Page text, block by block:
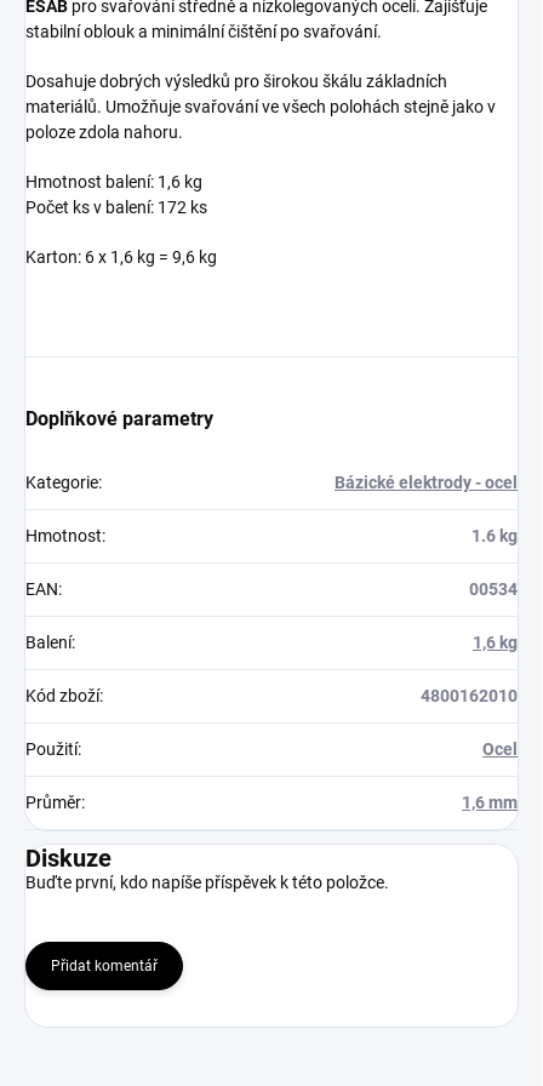
ESAB pro svařování středně a nízkolegovaných ocelí. Zajišťuje
stabilní oblouk a minimální čištění po svařování.
Dosahuje dobrých výsledků pro širokou škálu základních
materiálů. Umožňuje svařování ve všech polohách stejně jako v
poloze zdola nahoru.
Hmotnost balení: 1,6 kg
Počet ks v balení: 172 ks
Karton: 6 x 1,6 kg = 9,6 kg
Doplňkové parametry
Kategorie: Bázické elektrody - ocel
Hmotnost: 1.6 kg
EAN: 00534
Balení: 1,6 kg
Kód zboží: 4800162010
Použití: Ocel
Průměr: 1,6 mm
Diskuze
Buďte první, kdo napíše příspěvek k této položce.
Přidat komentář